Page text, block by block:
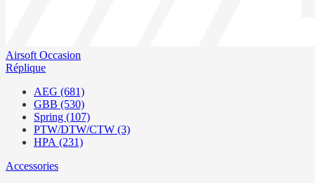
Airsoft Occasion
Réplique
AEG (681)
GBB (530)
Spring (107)
PTW/DTW/CTW (3)
HPA (231)
Accessories